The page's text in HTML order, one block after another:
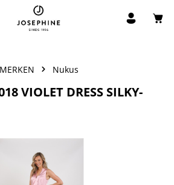
MERKEN Nukus
VIOLET DRESS SILKY-